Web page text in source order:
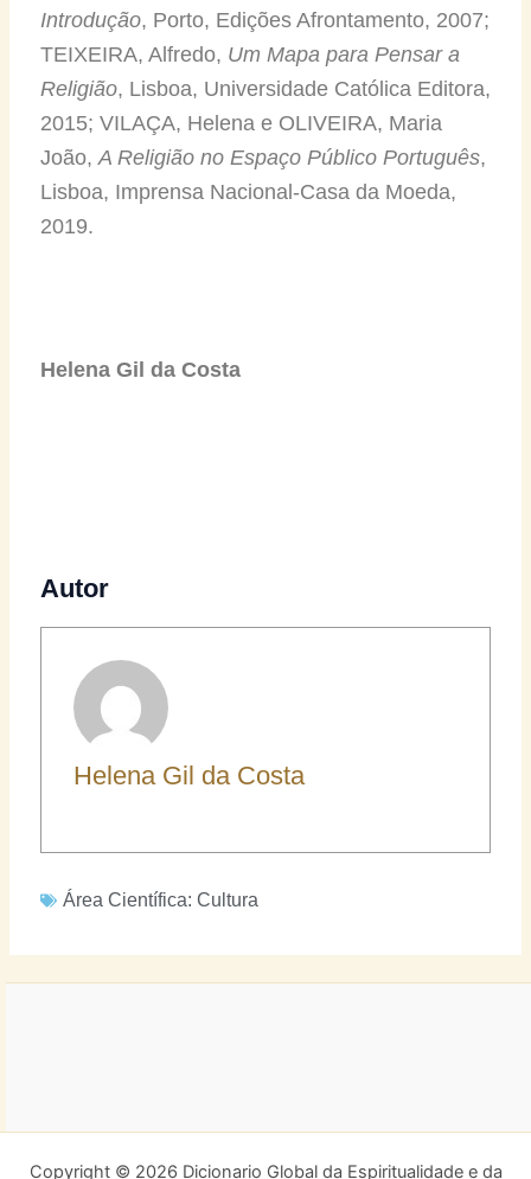
Introdução, Porto, Edições Afrontamento, 2007;
TEIXEIRA, Alfredo, Um Mapa para Pensar a
Religião, Lisboa, Universidade Católica Editora,
2015; VILAÇA, Helena e OLIVEIRA, Maria
João,A Religião no Espaço Público Português,
Lisboa, Imprensa Nacional-Casa da Moeda,
2019.
Helena Gil da Costa
Autor
Helena Gil da Costa
Área Científica: Cultura
Copyright © 2026 Dicionario Global da Espiritualidade e da